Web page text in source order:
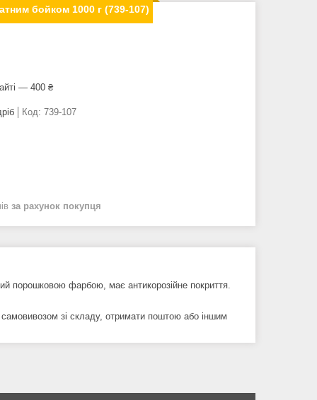
бойком 1000 г (739-107)
— 400 ₴
Код: 739-107
за рахунок покупця
порошковою фарбою, має антикорозійне покриття.
зі складу, отримати поштою або іншим